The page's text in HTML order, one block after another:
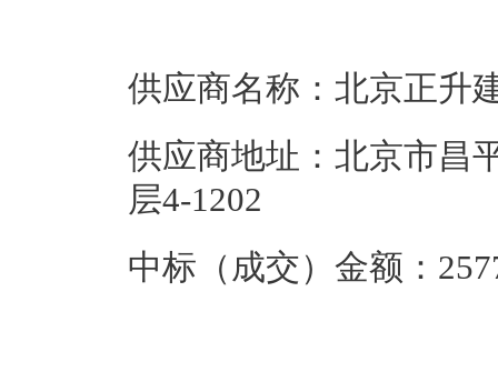
供应商名称：北京正升
供应商地址：北京市昌
层4-1202
中标（成交）金额：